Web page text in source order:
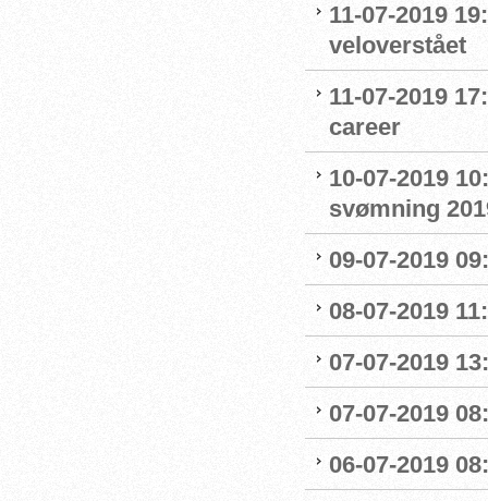
11-07-2019
veloverstået
11-07-2019
career
10-07-2019
svømning
09-07-2019
08-07-2019
07-07-2019
07-07-2019
06-07-2019